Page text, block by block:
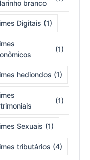
branco
Digitais (1)
(1)
hediondos (1)
(1)
Sexuais (1)
tributários (4)